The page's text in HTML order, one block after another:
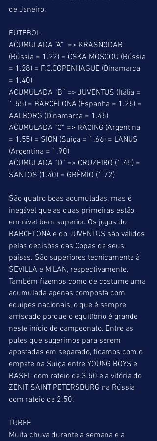
de Janeiro.
FUTEBOL
ACUMULADA “A”  => KRASNODAR
(Rússia = 1.22) = CSKA MOSCOU (Rússia
= 1.28) = F.C.COPENHAGUE (Dinamarca
= 1.40)
ACUMULADA “B” => JUVENTUS (Itália =
1.55) = BARCELONA (Espanha = 1.25) =
AALBORG (Dinamarca = 1.45)
ACUMULADA “C” => RACING (Argentina
= 1.55) = SION (Suiça = 1.66) = LANUS
(Argentina = 1.90)
ACUMULADA “D” => CRUZEIRO (1.45) =
SANTOS (1.40) = GRÊMIO (1.72)
São quatro boas acumuladas, mas é
inegável que as duas primeiras estão
em nível bem superior. Os jogos do
BARCELONA e do JUVENTUS são válidos
pelas decisões das Copas de seus
países. São superiores tecnicamente à
SEVILLA e MILAN, respectivamente.
Também fizemos como de costume uma
acumulada apenas composta com
equipes nacionais, o que é sempre
arriscado porque o equilíbrio é grande
neste início de campeonato. Entre as
pules que sugerimos para serem
apostadas em separado, ficamos com o
empate na Suiça entre YOUNG BOYS e
BASEL com rateio de 3.50 e a vitória do
ZENIT SAINT PETERSBURG na Rússia
com rateio de 2.50.
TURFE
Muita chuva durante a semana e a